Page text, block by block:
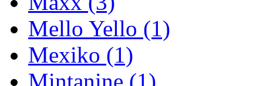
Mello Yello (1)
Mexiko (1)
Mintanine (1)